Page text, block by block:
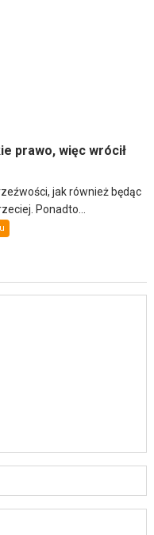
prawo, więc wrócił
jak również będąc
Ponadto...